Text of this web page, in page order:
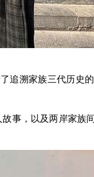
追溯家族三代历史
事，以及两岸家